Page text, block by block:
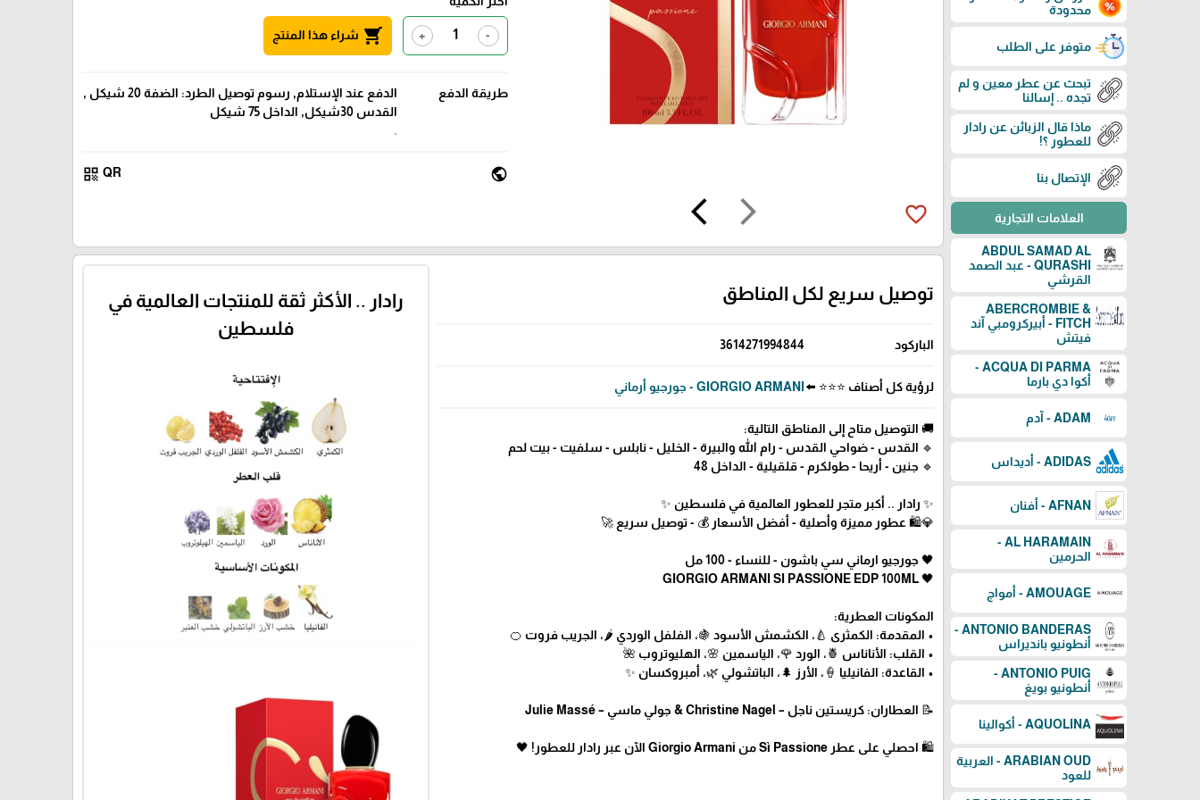
محدودة
متوفر على الطلب
تبحث عن عطر معين و لم
تجده .. إسالنا
ماذا قال الزبائن عن رادار
للعطور ؟!
الإتصال بنا
العلامات التجارية
ABDUL SAMAD AL
QURASHI - عبد الصمد
القرشي
ABERCROMBIE &
FITCH - أبيركرومبي آند
فيتش
ACQUA DI PARMA -
أكوا دي بارما
ADAM - آدم
ADIDAS - أديداس
AFNAN - أفنان
AL HARAMAIN -
الحرمين
AMOUAGE - أمواج
ANTONIO BANDERAS -
أنطونيو بانديراس
ANTONIO PUIG -
أنطونيو بويغ
AQUOLINA - أكوالينا
ARABIAN OUD - العربية
للعود
arrow_forward_ios
arrow_back_ios favorite_border
-
+
shopping_cart شراء هذا المنتج
طريقة الدفع
الدفع عند الإستلام, رسوم توصيل الطرد: الضفة 20 شيكل ,
القدس 30شيكل, الداخل 75 شيكل
.
public
QR
qr_code
توصيل سريع لكل المناطق
الباركود 3614271994844
لرؤية كل أصناف ⭐⭐⭐ ⬅️ GIORGIO ARMANI - جورجيو أرماني
🚚 التوصيل متاح إلى المناطق التالية:
🔹 القدس - ضواحي القدس - رام الله والبيرة - الخليل - نابلس - سلفيت - بيت لحم
🔹 جنين - أريحا - طولكرم - قلقيلية - الداخل 48
✨ رادار .. أكبر متجر للعطور العالمية في فلسطين ✨
💎🛍️ عطور مميزة وأصلية - أفضل الأسعار 💰 - توصيل سريع 🚀
🖤 جورجيو ارماني سي باشون - للنساء - 100 مل
🖤 GIORGIO ARMANI SI PASSIONE EDP 100ML
المكونات العطرية:
• المقدمة: الكمثرى 🍐، الكشمش الأسود 🍇، الفلفل الوردي 🌶️، الجريب فروت 🍊
• القلب: الأناناس 🍍، الورد 🌹، الياسمين 🌸، الهليوتروب 🌺
• القاعدة: الفانيليا 🍦، الأرز 🌲، الباتشولي 🌿، أمبروكسان ✨
📝 العطاران: كريستين ناجل – Christine Nagel & جولي ماسي – Julie Massé
🛍 احصلي على عطر Sì Passione من Giorgio Armani الآن عبر رادار للعطور! 🖤
رادار .. الأكثر ثقة للمنتجات العالمية في
فلسطين